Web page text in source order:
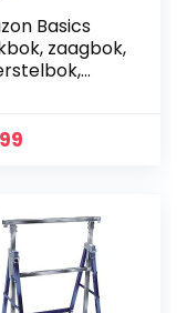
Basics
zaagbok,
vaste
2, grijs,